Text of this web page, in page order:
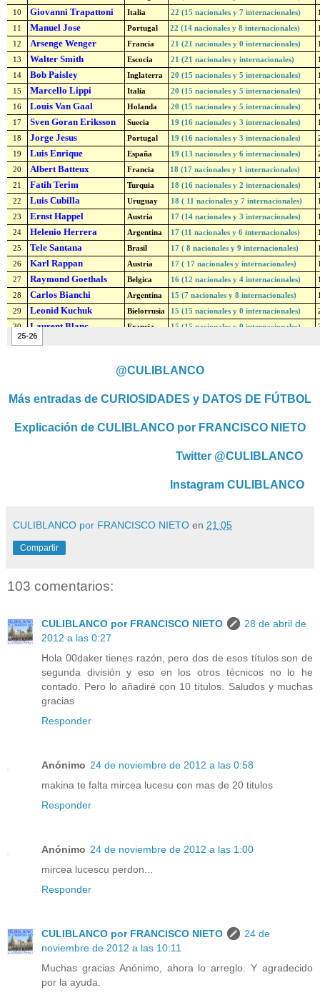
@CULIBLANCO
Más entradas de CURIOSIDADES y DATOS DE FÚTBOL
Explicación de CULIBLANCO por FRANCISCO NIETO
Twitter @CULIBLANCO
Instagram CULIBLANCO
CULIBLANCO por FRANCISCO NIETO en 21:05
Compartir
103 comentarios:
CULIBLANCO por FRANCISCO NIETO
28 de abril de
2012 a las 0:27
Hola 00daker tienes razón, pero dos de esos títulos son de
segunda división y eso en los otros técnicos no lo he
contado. Pero lo añadiré con 10 títulos. Saludos y muchas
gracias
Responder
Anónimo 24 de noviembre de 2012 a las 0:58
makina te falta mircea lucesu con mas de 20 titulos
Responder
Anónimo 24 de noviembre de 2012 a las 1:00
mircea lucescu perdon...
Responder
CULIBLANCO por FRANCISCO NIETO
24 de
noviembre de 2012 a las 10:11
Muchas gracias Anónimo, ahora lo arreglo. Y agradecido
por la ayuda.